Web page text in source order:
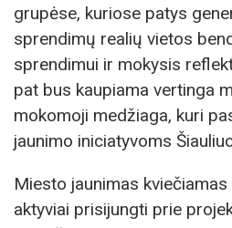
grupėse, kuriose patys
sprendimų realių vietos
sprendimui ir mokysis
pat bus kaupiama vertinga
mokomoji medžiaga, kuri
jaunimo iniciatyvoms
Miesto jaunimas
aktyviai prisijungti prie